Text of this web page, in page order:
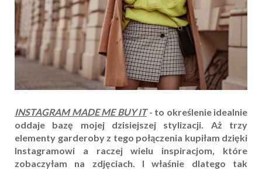
INSTAGRAM MADE ME BUY IT- to określenie idealnie
oddaje bazę mojej dzisiejszej stylizacji. Aż trzy
elementy garderoby z tego połączenia kupiłam dzięki
Instagramowi a raczej wielu inspiracjom, które
zobaczyłam na zdjęciach. I właśnie dlatego tak